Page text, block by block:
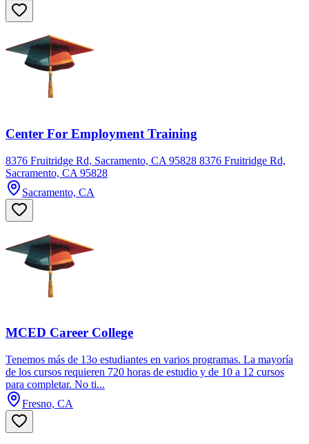
Center For Employment Training
8376 Fruitridge Rd, Sacramento, CA 95828 8376 Fruitridge Rd,
Sacramento, CA 95828
Sacramento, CA
MCED Career College
Tenemos más de 13o estudiantes en varios programas. La mayoría
de los cursos requieren 720 horas de estudio y de 10 a 12 cursos
para completar. No ti...
Fresno, CA